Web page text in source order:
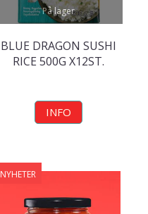
På lager
BLUE DRAGON SUSHI
RICE 500G X12ST.
INFO
NYHETER